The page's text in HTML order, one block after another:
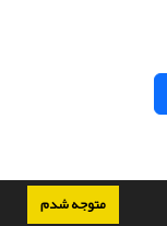
متوجه شدم